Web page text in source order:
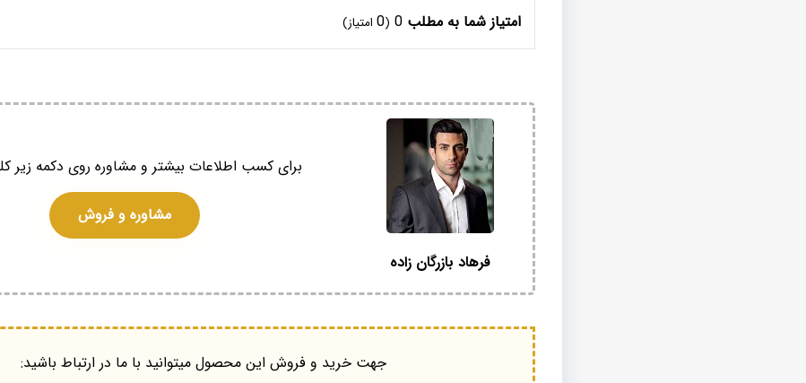
امتیاز شما به مطلب 0
(
0 امتیاز)
فرهاد بازرگان زاده
برای کسب اطلاعات بیشتر و مشاوره روی دکمه زیر
مشاوره و فروش
جهت خرید و فروش این محصول میتوانید با ما در ارتباط باشید: